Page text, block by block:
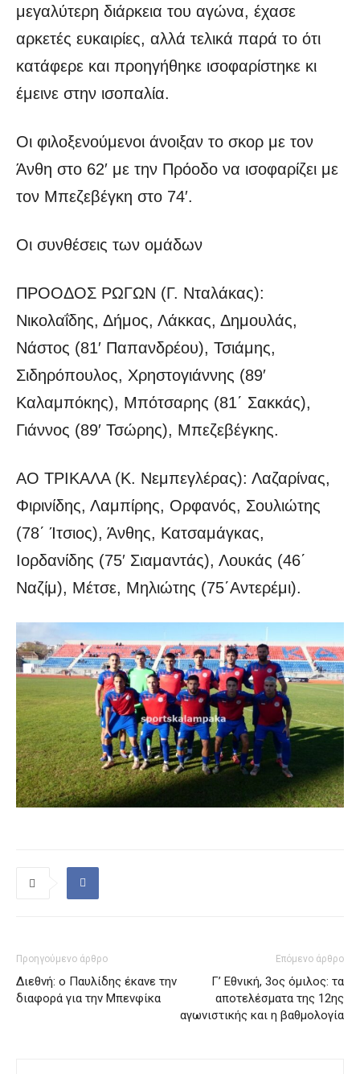
μεγαλύτερη διάρκεια του αγώνα, έχασε
αρκετές ευκαιρίες, αλλά τελικά παρά το ότι
κατάφερε και προηγήθηκε ισοφαρίστηκε κι
έμεινε στην ισοπαλία.
Οι φιλοξενούμενοι άνοιξαν το σκορ με τον
Άνθη στο 62′ με την Πρόοδο να ισοφαρίζει με
τον Μπεζεβέγκη στο 74′.
Οι συνθέσεις των ομάδων
ΠΡΟΟΔΟΣ ΡΩΓΩΝ (Γ. Νταλάκας):
Νικολαΐδης, Δήμος, Λάκκας, Δημουλάς,
Νάστος (81′ Παπανδρέου), Τσιάμης,
Σιδηρόπουλος, Χρηστογιάννης (89′
Καλαμπόκης), Μπότσαρης (81΄ Σακκάς),
Γιάννος (89′ Τσώρης), Μπεζεβέγκης.
ΑΟ ΤΡΙΚΑΛΑ (Κ. Νεμπεγλέρας): Λαζαρίνας,
Φιρινίδης, Λαμπίρης, Ορφανός, Σουλιώτης
(78΄ Ίτσιος), Άνθης, Κατσαμάγκας,
Ιορδανίδης (75′ Σιαμαντάς), Λουκάς (46΄
Ναζίμ), Μέτσε, Μηλιώτης (75΄Αντερέμι).
Προηγούμενο άρθρο
Διεθνή: ο Παυλίδης έκανε την
διαφορά για την Μπενφίκα
Επόμενο άρθρο
Γ’ Εθνική, 3ος όμιλος: τα
αποτελέσματα της 12ης
αγωνιστικής και η βαθμολογία